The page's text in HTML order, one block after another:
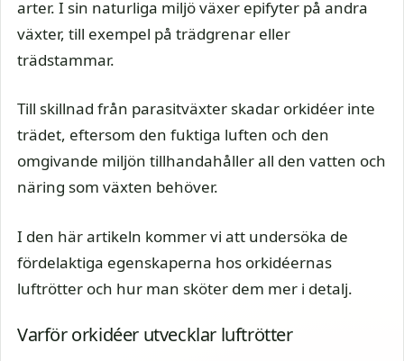
arter. I sin naturliga miljö växer epifyter på andra
växter, till exempel på trädgrenar eller
trädstammar.
Till skillnad från parasitväxter skadar orkidéer inte
trädet, eftersom den fuktiga luften och den
omgivande miljön tillhandahåller all den vatten och
näring som växten behöver.
I den här artikeln kommer vi att undersöka de
fördelaktiga egenskaperna hos orkidéernas
luftrötter och hur man sköter dem mer i detalj.
Varför orkidéer utvecklar luftrötter